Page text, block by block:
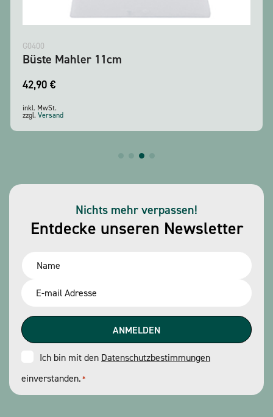
G0400
Büste Mahler 11cm
42,90 €
inkl. MwSt.
zzgl. Versand
Entdecke unseren Newsletter
Nichts mehr verpassen!
Consent
*
Ich bin mit den Datenschutzbestimmungen
einverstanden.*